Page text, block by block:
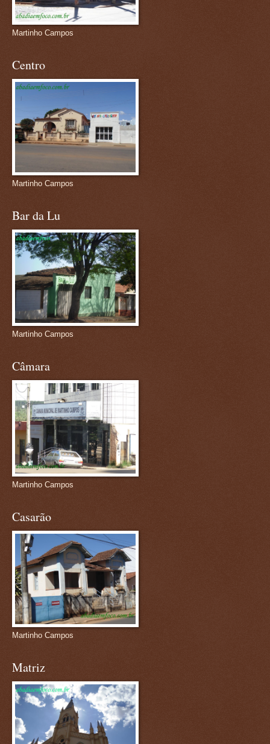
Martinho Campos
Centro
Martinho Campos
Bar da Lu
Martinho Campos
Câmara
Martinho Campos
Casarão
Martinho Campos
Matriz